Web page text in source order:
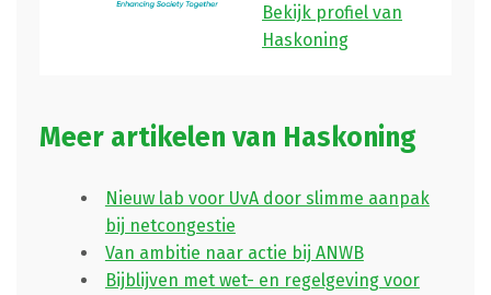
Bekijk profiel van
Haskoning
Meer artikelen van Haskoning
Nieuw lab voor UvA door slimme aanpak
bij netcongestie
Van ambitie naar actie bij ANWB
Bijblijven met wet- en regelgeving voor